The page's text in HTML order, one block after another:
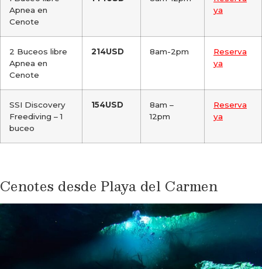
Apnea en
Cenote
ya
2 Buceos libre
Apnea en
Cenote
214USD 8am-2pm
Reserva
ya
SSI Discovery
Freediving – 1
buceo
154USD
8am –
12pm
Reserva
ya
Cenotes desde Playa del Carmen